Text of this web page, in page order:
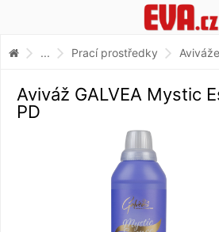
... Prací prostředky Aviváže
Aviváž GALVEA Mystic
PD